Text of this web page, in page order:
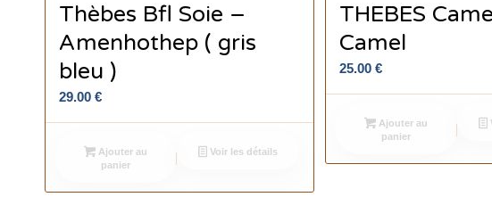
Thèbes Bfl Soie –
Amenhothep ( gris
bleu )
29.00 €
Ajouter au
panier
Voir les détails
THEBES
Camel
25.00€
Ajouter au
panier